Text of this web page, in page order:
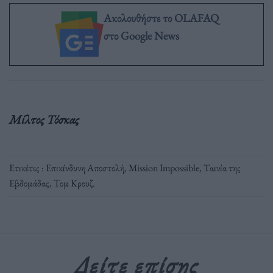
Ακολουθήστε το OLAFAQ
στο Google News
Μίλτος Τόσκας
Ετικέτες : Επικίνδυνη Αποστολή, Μission Impossible, Ταινία της
Εβδομάδας, Τομ Κρουζ.
Δείτε επίσης